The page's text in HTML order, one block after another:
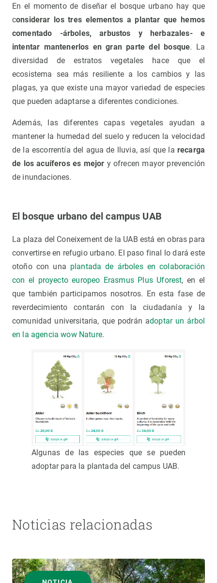
En el momento de diseñar el bosque urbano hay que
considerar los tres elementos a plantar que hemos
comentado -árboles, arbustos y herbazales- e
intentar mantenerlos en gran parte del bosque. La
diversidad de estratos vegetales hace que el
ecosistema sea más resiliente a los cambios y las
plagas, ya que existe una mayor variedad de especies
que pueden adaptarse a diferentes condiciones.
Además, las diferentes capas vegetales ayudan a
mantener la humedad del suelo y reducen la velocidad
de la escorrentía del agua de lluvia, así que la recarga
de los acuíferos es mejor y ofrecen mayor prevención
de inundaciones.
El bosque urbano del campus UAB
La plaza del Coneixement de la UAB está en obras para
convertirse en refugio urbano. El paso final lo dará este
otoño con una plantada de árboles en colaboración
con el proyecto europeo Erasmus Plus Uforest, en el
que también participamos nosotros. En esta fase de
reverdecimiento contarán con la ciudadanía y la
comunidad universitaria, que podrán adoptar un árbol
en la agencia wow Nature.
Algunas de las especies que se pueden
adoptar para la plantada del campus UAB.
Noticias relacionadas